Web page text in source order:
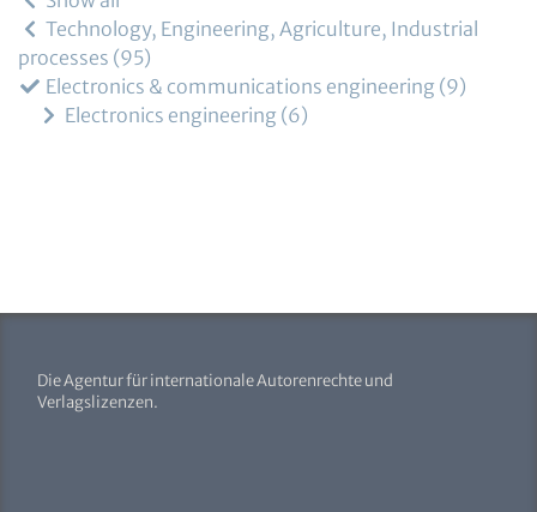
Technology, Engineering, Agriculture, Industrial
processes 95
Electronics & communications engineering 9
Electronics engineering 6
Die Agentur für internationale Autorenrechte und
Verlagslizenzen.